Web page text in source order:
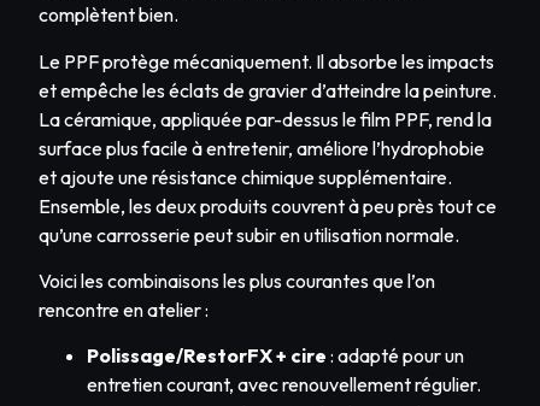
complètent bien.
Le PPF protège mécaniquement. Il absorbe les impacts
et empêche les éclats de gravier d’atteindre la peinture.
La céramique, appliquée par-dessus le film PPF, rend la
surface plus facile à entretenir, améliore l’hydrophobie
et ajoute une résistance chimique supplémentaire.
Ensemble, les deux produits couvrent à peu près tout ce
qu’une carrosserie peut subir en utilisation normale.
Voici les combinaisons les plus courantes que l’on
rencontre en atelier :
Polissage/RestorFX + cire : adapté pour un
entretien courant, avec renouvellement régulier.